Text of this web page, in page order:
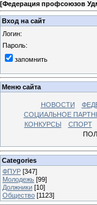
[Федерация профсоюзов
Вход на сайт
Логин:
Пароль:
запомнить
Меню сайта
НОВОСТИ
СОЦИАЛЬНОЕ
КОНКУРСЫ
СПОРТ
Categories
ФПУР [347]
Молодежь [99]
Должники [10]
Общество [1123]